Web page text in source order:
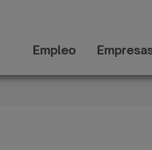
Empleo